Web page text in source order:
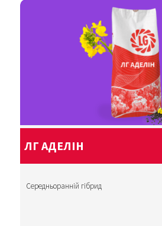
ЛГ АДЕЛІН
Середньоранній гібрид